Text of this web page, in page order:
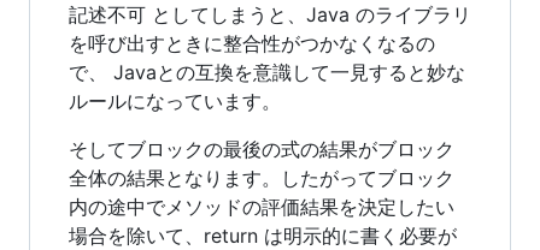
記述不可 としてしまうと、Java のライブラリ
を呼び出すときに整合性がつかなくなるの
で、 Javaとの互換を意識して一見すると妙な
ルールになっています。
そしてブロックの最後の式の結果がブロック
全体の結果となります。したがってブロック
内の途中でメソッドの評価結果を決定したい
場合を除いて、return は明示的に書く必要が